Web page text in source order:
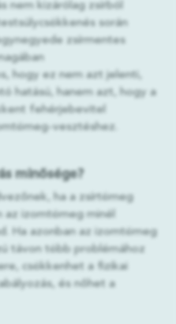
nem kizárólag zsírból
során
zsírmentes
hogy ez nem azt jelenti,
hatású, hanem azt, hogy a
fehérjebevitel
vesztéshez.
minősége?
ha a zsírtömeg
az izomtömeg minél
Ha azonban az izomtömeg
távon több problémához
csökkenhet a fizikai
és nőhet a